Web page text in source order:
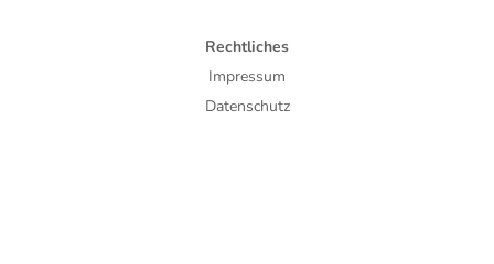
Rechtliches
Impressum
Datenschutz